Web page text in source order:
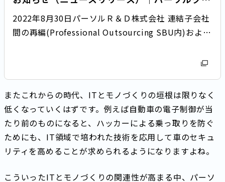
ステクノロジー株式会社
2022年8月30日パーソルＲ＆Ｄ株式会社 連結子会社
間の再編(Professional Outsourcing SBU内)および
系エンジニアリング事業を手掛けるパーソルＲ＆Ｄ
またこれからの時代、ITとモノづくりの垣根は限りなく
低くなっていくはずです。例えば自動車の電子制御が当
たり前のものになると、ハッカーによる乗っ取りを防ぐ
ためにも、IT領域で培われた技術を応用して車のセキュ
リティを高めることが求められるようになりますよね。
こういったITとモノづくりの関連性が高まる中、パーソ